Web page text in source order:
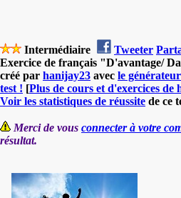
Intermédiaire Tweeter
Exercice de français "D'avantage/
créé par hanijay23 avec le
test ! [Plus de cours et d'exercices de
Voir les statistiques de réussite de ce
Merci de vous connecter à votre
résultat.